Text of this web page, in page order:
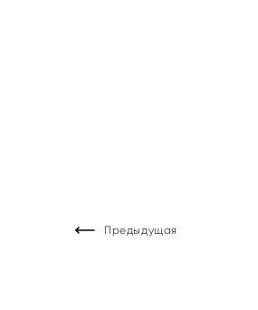
Предыдущая